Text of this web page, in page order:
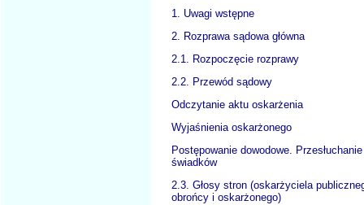
1. Uwagi wstępne
2. Rozprawa sądowa główna
2.1. Rozpoczęcie rozprawy
2.2. Przewód sądowy
Odczytanie aktu oskarżenia
Wyjaśnienia oskarżonego
Postępowanie dowodowe. Przesłuchanie
świadków
2.3. Głosy stron (oskarżyciela
obrońcy i oskarżonego)